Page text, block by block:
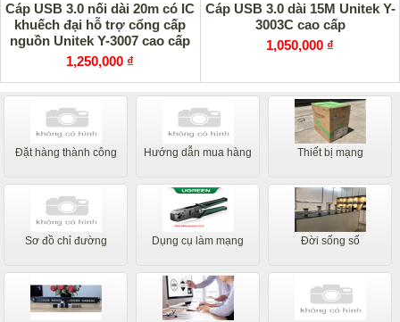
Cáp USB 3.0 nối dài 20m có IC
khuếch đại hỗ trợ cổng cấp
nguồn Unitek Y-3007 cao cấp
1,250,000 ₫
Cáp USB 3.0 dài 15M Unitek Y-
3003C cao cấp
1,050,000 ₫
Đặt hàng thành công Hướng dẫn mua hàng Thiết bị mạng
Sơ đồ chỉ đường Dụng cụ làm mạng Đời sống số